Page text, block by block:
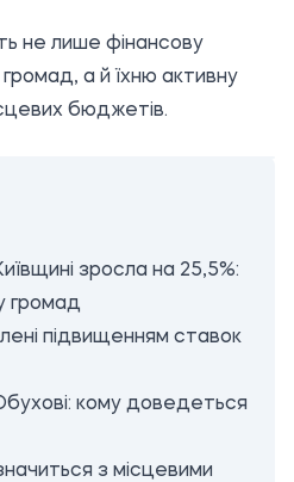
не лише фінансову
а й їхню активну
бюджетів.
зросла на 25,5%:
громад
підвищенням ставок
кому доведеться
з місцевими